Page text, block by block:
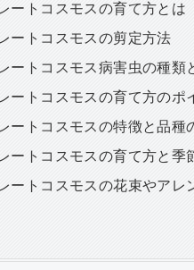
ートコスモスの育て方とは
ートコスモスの剪定方法
ートコスモス病害虫の種類
ートコスモスの育て方のポ
ートコスモスの特徴と品種
ートコスモスの育て方と季
ートコスモスの花束やアレ